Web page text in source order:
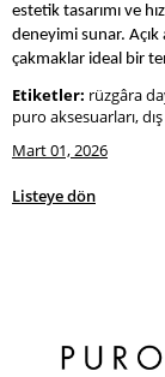
estetik tasarımı ve
deneyimi sunar.
çakmaklar ideal bir
Etiketler: rüzgâra
puro aksesuarları,
Mart 01, 2026
Listeye dön